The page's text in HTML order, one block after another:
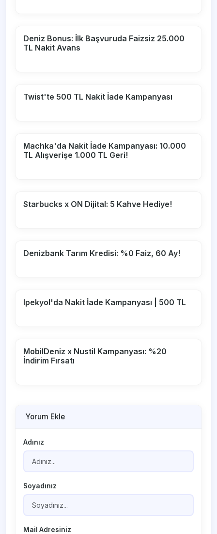
Deniz Bonus: İlk Başvuruda Faizsiz 25.000
TL Nakit Avans
Twist'te 500 TL Nakit İade Kampanyası
Machka'da Nakit İade Kampanyası: 10.000
TL Alışverişe 1.000 TL Geri!
Starbucks x ON Dijital: 5 Kahve Hediye!
Denizbank Tarım Kredisi: %0 Faiz, 60 Ay!
Ipekyol'da Nakit İade Kampanyası | 500 TL
MobilDeniz x Nustil Kampanyası: %20
İndirim Fırsatı
Yorum Ekle
Adınız
Soyadınız
Mail Adresiniz